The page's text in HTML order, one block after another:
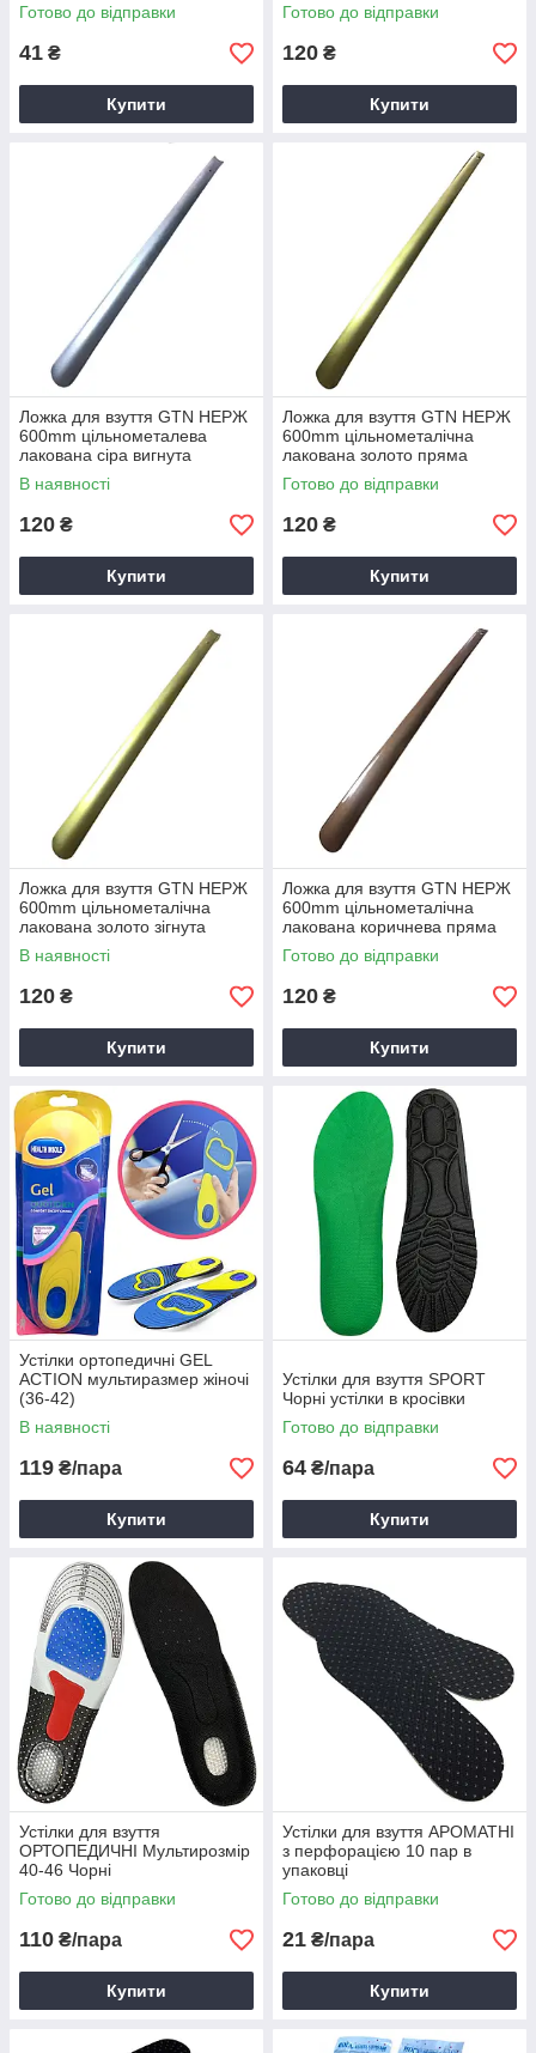
Готово до відправки
41 ₴
Купити
Готово до відправки
120 ₴
Купити
Ложка для взуття GTN НЕРЖ
600mm цільнометалева
лакована сіра вигнута
В наявності
120 ₴
Купити
Ложка для взуття GTN НЕРЖ
600mm цільнометалічна
лакована золото пряма
Готово до відправки
120 ₴
Купити
Ложка для взуття GTN НЕРЖ
600mm цільнометалічна
лакована золото зігнута
В наявності
120 ₴
Купити
Ложка для взуття GTN НЕРЖ
600mm цільнометалічна
лакована коричнева пряма
Готово до відправки
120 ₴
Купити
Устілки ортопедичні GEL
ACTION мультиразмер жіночі
(36-42)
В наявності
119 ₴/пара
Купити
Устілки для взуття SPORT
Чорні устілки в кросівки
Готово до відправки
64 ₴/пара
Купити
Устілки для взуття
ОРТОПЕДИЧНІ Мультирозмір
40-46 Чорні
Готово до відправки
110 ₴/пара
Купити
Устілки для взуття АРОМАТНІ
з перфорацією 10 пар в
упаковці
Готово до відправки
21 ₴/пара
Купити